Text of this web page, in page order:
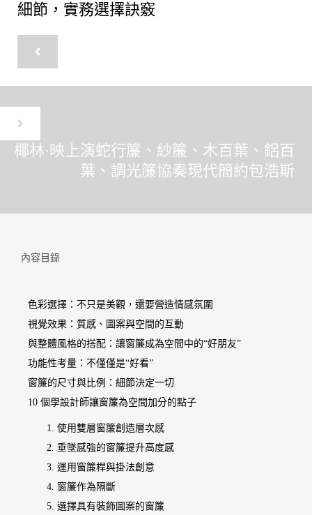
細節，實務選擇訣竅
椰林·映上演蛇行簾、紗簾、木百葉、鋁百
葉、調光簾協奏現代簡約包浩斯
內容目錄
色彩選擇：不只是美觀，還要營造情感氛圍
視覺效果：質感、圖案與空間的互動
與整體風格的搭配：讓窗簾成為空間中的“好朋友”
功能性考量：不僅僅是“好看”
窗簾的尺寸與比例：細節決定一切
10 個學設計師讓窗簾為空間加分的點子
1. 使用雙層窗簾創造層次感
2. 垂墜感強的窗簾提升高度感
3. 運用窗簾桿與掛法創意
4. 窗簾作為隔斷
5. 選擇具有裝飾圖案的窗簾